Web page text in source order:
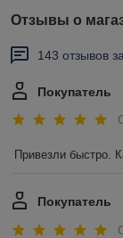
Отзывы о
143 отзывов
Покупатель
Привезли быстро.
Покупатель